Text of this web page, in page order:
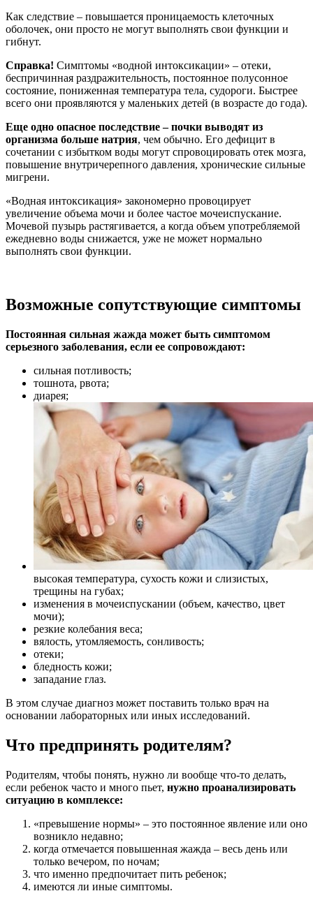
Как следствие – повышается проницаемость клеточных
оболочек, они просто не могут выполнять свои функции и
гибнут.
Справка! Симптомы «водной интоксикации» – отеки,
беспричинная раздражительность, постоянное полусонное
состояние, пониженная температура тела, судороги. Быстрее
всего они проявляются у маленьких детей (в возрасте до года).
Еще одно опасное последствие – почки выводят из
организма больше натрия, чем обычно. Его дефицит в
сочетании с избытком воды могут спровоцировать отек мозга,
повышение внутричерепного давления, хронические сильные
мигрени.
«Водная интоксикация» закономерно провоцирует
увеличение объема мочи и более частое мочеиспускание.
Мочевой пузырь растягивается, а когда объем употребляемой
ежедневно воды снижается, уже не может нормально
выполнять свои функции.
Возможные сопутствующие симптомы
Постоянная сильная жажда может быть симптомом
серьезного заболевания, если ее сопровождают:
сильная потливость;
тошнота, рвота;
диарея;
высокая температура, сухость кожи и слизистых,
трещины на губах;
изменения в мочеиспускании (объем, качество, цвет
мочи);
резкие колебания веса;
вялость, утомляемость, сонливость;
отеки;
бледность кожи;
западание глаз.
В этом случае диагноз может поставить только врач на
основании лабораторных или иных исследований.
Что предпринять родителям?
Родителям, чтобы понять, нужно ли вообще что-то делать,
если ребенок часто и много пьет, нужно проанализировать
ситуацию в комплексе:
«превышение нормы» – это постоянное явление или оно
возникло недавно;
когда отмечается повышенная жажда – весь день или
только вечером, по ночам;
что именно предпочитает пить ребенок;
имеются ли иные симптомы.